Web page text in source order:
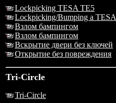
Lockpicking TESA TE5
Lockpicking/Bumping a
Взлом бампингом
Взлом бампингом
Вскрытие двери без ключей
Открытие без повреждения
Tri-Circle
Tri-Circle